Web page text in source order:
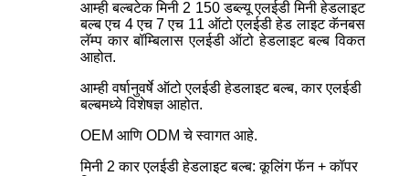
आम्ही बल्बटेक मिनी 2 150 डब्ल्यू एलईडी मिनी हेडलाइट
बल्ब एच 4 एच 7 एच 11 ऑटो एलईडी हेड लाइट कॅनबस
लॅम्प कार बॉम्बिलास एलईडी ऑटो हेडलाइट बल्ब विकत
आहोत.
आम्ही वर्षानुवर्षे ऑटो एलईडी हेडलाइट बल्ब, कार एलईडी
बल्बमध्ये विशेषज्ञ आहोत.
OEM आणि ODM चे स्वागत आहे.
मिनी 2 कार एलईडी हेडलाइट बल्ब: कूलिंग फॅन + कॉपर